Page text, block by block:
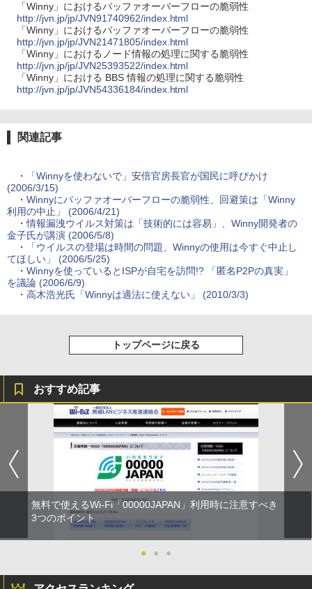
「Winny」におけるバッファオーバーフローの脆弱性
http://jvn.jp/jp/JVN91740962/index.html
「Winny」におけるバッファオーバーフローの脆弱性
http://jvn.jp/jp/JVN21471805/index.html
「Winny」におけるノード情報の処理に関する脆弱性
http://jvn.jp/jp/JVN25393522/index.html
「Winny」における BBS 情報の処理に関する脆弱性
http://jvn.jp/jp/JVN54336184/index.html
関連記事
・
「Winnyを使わないで」安倍官房長官が国民に呼びかけ
(2006/3/15)
・ Winnyにバッファオーバーフローの脆弱性、回避策は「Winny
利用の中止」 (2006/4/21)
・情報漏洩ウイルス対策は「技術的には容易」、Winny開発者の
金子氏が講演 (2006/5/8)
・
「ウイルスの登場は時間の問題、Winnyの使用は今すぐ中止し
てほしい」 (2006/5/25)
・ Winnyを使っているとISPが自宅を訪問!? 「匿名P2Pの真実」
を議論 (2006/6/9)
・ 高木浩光氏「Winnyは適法に使えない」 (2010/3/3)
トップページに戻る
おすすめ記事
無料で使えるWi-Fi「00000JAPAN」利用時に注意すべき
3つのポイント
● ● ●